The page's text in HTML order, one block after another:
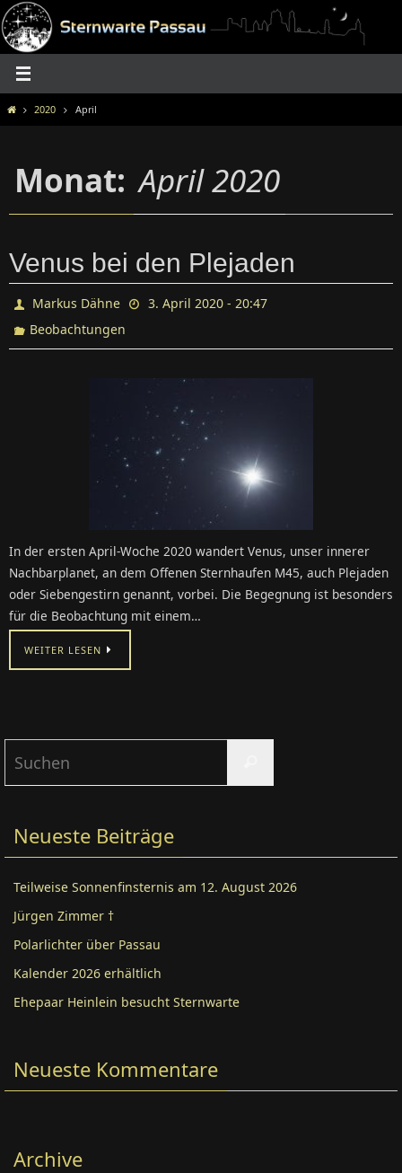
Zum
Inhalt
springen
Home2020 April
Monat: April 2020
Venus bei den Plejaden
Markus Dähne
3. April 2020 - 20:47
Beobachtungen
In der ersten April-Woche 2020 wandert Venus, unser innerer
Nachbarplanet, an dem Offenen Sternhaufen M45, auch Plejaden
oder Siebengestirn genannt, vorbei. Die Begegnung ist besonders
für die Beobachtung mit einem…
WEITER LESEN
Neueste Beiträge
Teilweise Sonnenfinsternis am 12. August 2026
Jürgen Zimmer †
Polarlichter über Passau
Kalender 2026 erhältlich
Ehepaar Heinlein besucht Sternwarte
Neueste Kommentare
Archive